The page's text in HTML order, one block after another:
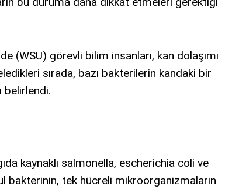
(WSU) görevli bilim insanları, kan dolaşımı
sırada, bazı bakterilerin kandaki bir
belirlendi.
kaynaklı salmonella, escherichia coli ve
tek hücreli mikroorganizmaların